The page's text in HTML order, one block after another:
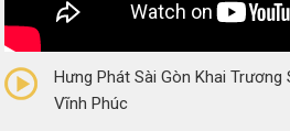
(0 Reviews)
Hưng Phát Sài Gòn Khai
Vĩnh Phúc